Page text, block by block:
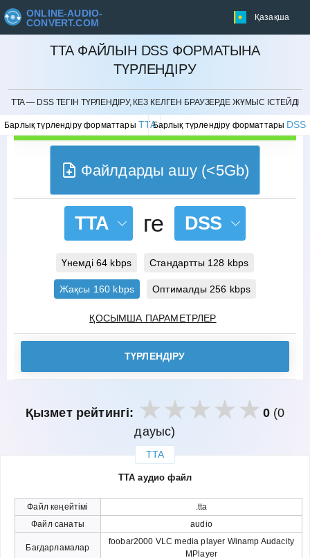
ONLINE-AUDIO-
CONVERT.COM
Қазақша
TTA ФАЙЛЫН DSS ФОРМАТЫНА
ТҮРЛЕНДІРУ
TTA — DSS ТЕГІН ТҮРЛЕНДІРУ, КЕЗ КЕЛГЕН БРАУЗЕРДЕ ЖҰМЫС ІСТЕЙДІ
Барлық түрлендіру форматтары TTAБарлық түрлендіру форматтары DSS
БОЛДЫРМАУ
Файлдарды ашу (<5Gb)
TTA ге DSS
Үнемді 64 kbps Стандартты 128 kbps
Жақсы 160 kbps Оптималды 256 kbps
ҚОСЫМША ПАРАМЕТРЛЕР
ТҮРЛЕНДІРУ
Қызмет рейтингі: 0(0
дауыс)
TTA
TTA аудио файл
Файл кеңейтімі
.tta
Файл санаты
audio
Бағдарламалар
foobar2000 VLC media player Winamp Audacity
MPlayer